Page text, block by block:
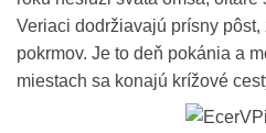
Veriaci dodržiavajú prísny
pokrmov. Je to deň pokánia a
miestach sa konajú krížové